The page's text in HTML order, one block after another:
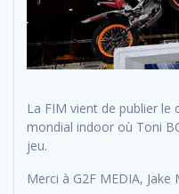
La FIM vient de publier le
mondial indoor où Toni
jeu.
Merci à G2F MEDIA, Jake